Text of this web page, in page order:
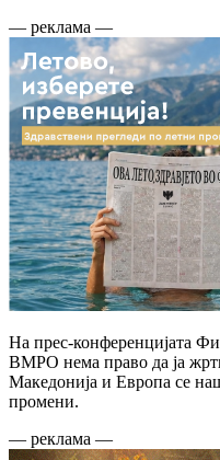
— реклама —
На прес-конференцијата
ВМРО нема право да ја
Македонија и Европа се
промени.
— реклама —